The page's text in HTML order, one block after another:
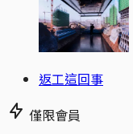
返工這回事
僅限會員